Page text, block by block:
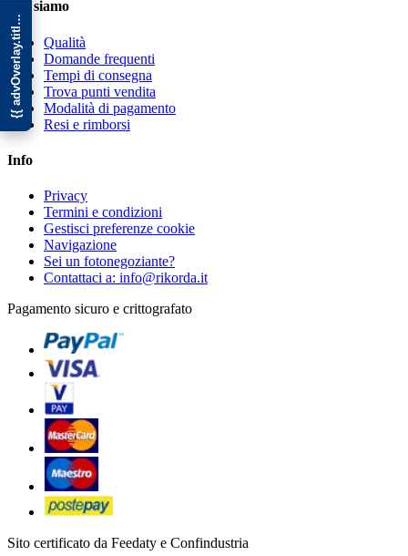
Chi siamo
Qualità
Domande frequenti
Tempi di consegna
Trova punti vendita
Modalità di pagamento
Resi e rimborsi
Info
Privacy
Termini e condizioni
Gestisci preferenze cookie
Navigazione
Sei un fotonegoziante?
Contattaci a: info@rikorda.it
Pagamento sicuro e crittografato
Sito certificato da Feedaty e Confindustria